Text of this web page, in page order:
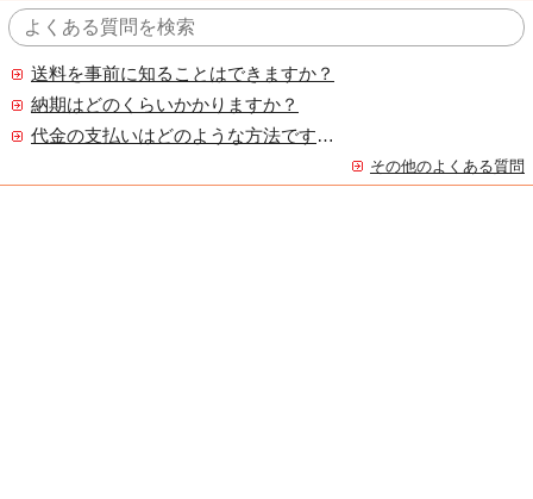
送料を事前に知ることはできますか？
納期はどのくらいかかりますか？
代金の支払いはどのような方法ですか？
その他のよくある質問